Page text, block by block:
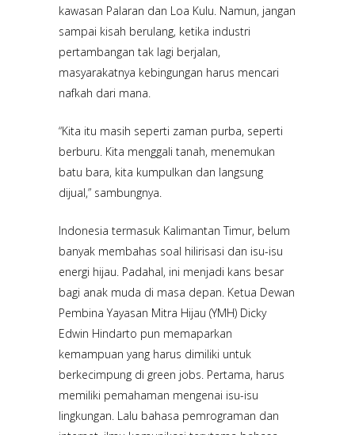
kawasan Palaran dan Loa Kulu. Namun, jangan
sampai kisah berulang, ketika industri
pertambangan tak lagi berjalan,
masyarakatnya kebingungan harus mencari
nafkah dari mana.
“Kita itu masih seperti zaman purba, seperti
berburu. Kita menggali tanah, menemukan
batu bara, kita kumpulkan dan langsung
dijual,” sambungnya.
Indonesia termasuk Kalimantan Timur, belum
banyak membahas soal hilirisasi dan isu-isu
energi hijau. Padahal, ini menjadi kans besar
bagi anak muda di masa depan. Ketua Dewan
Pembina Yayasan Mitra Hijau (YMH) Dicky
Edwin Hindarto pun memaparkan
kemampuan yang harus dimiliki untuk
berkecimpung di green jobs. Pertama, harus
memiliki pemahaman mengenai isu-isu
lingkungan. Lalu bahasa pemrograman dan